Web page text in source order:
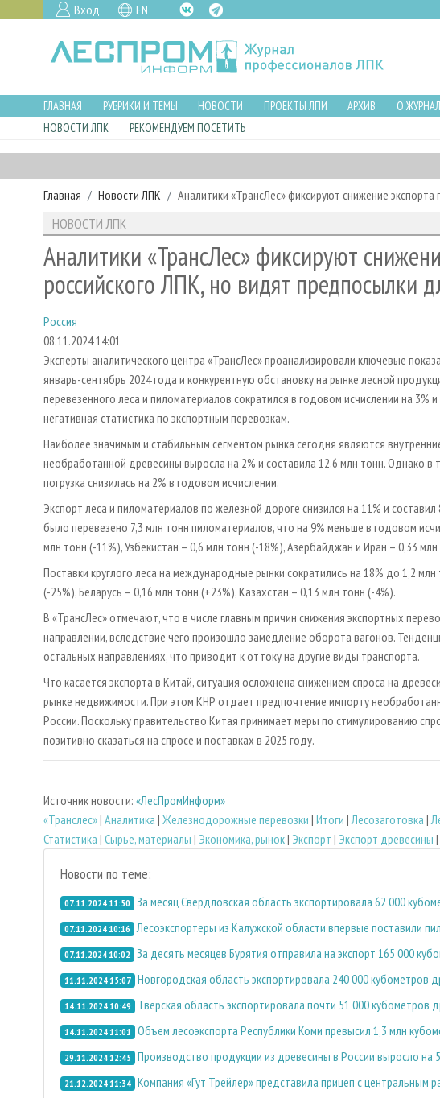
Вход EN
ГЛАВНАЯ РУБРИКИ И ТЕМЫ НОВОСТИ ПРОЕКТЫ ЛПИ АРХИВ О
НОВОСТИ ЛПК
РЕКОМЕНДУЕМ ПОСЕТИТЬ
Главная Новости ЛПК Аналитики «ТрансЛес» фиксируют снижение
НОВОСТИ ЛПК
Аналитики «ТрансЛес» фиксируют
российского ЛПК, но видят предпосылки
Россия
08.11.2024 14:01
Эксперты аналитического центра «ТрансЛес» проанализировали ключевые
январь-сентябрь 2024 года и конкурентную обстановку на рынке лесной
перевезенного леса и пиломатериалов сократился в годовом исчислении на 3%
негативная статистика по экспортным перевозкам.
Наиболее значимым и стабильным сегментом рынка сегодня являются
необработанной древесины выросла на 2% и составила 12,6 млн тонн. Однако в
погрузка снизилась на 2% в годовом исчислении.
Экспорт леса и пиломатериалов по железной дороге снизился на 11% и
было перевезено 7,3 млн тонн пиломатериалов, что на 9% меньше в годовом
млн тонн (-11%), Узбекистан – 0,6 млн тонн (-18%), Азербайджан и Иран – 0,33
Поставки круглого леса на международные рынки сократились на 18% до 1,2
(-25%), Беларусь – 0,16 млн тонн (+23%), Казахстан – 0,13 млн тонн (-4%).
В «ТрансЛес» отмечают, что в числе главным причин снижения экспортных
направлении, вследствие чего произошло замедление оборота вагонов.
остальных направлениях, что приводит к оттоку на другие виды транспорта.
Что касается экспорта в Китай, ситуация осложнена снижением спроса на
рынке недвижимости. При этом КНР отдает предпочтение импорту
России. Поскольку правительство Китая принимает меры по стимулированию
позитивно сказаться на спросе и поставках в 2025 году.
Источник новости: «ЛесПромИнформ»
«Транслес»| Аналитика | Железнодорожные перевозки | Итоги | Лесозаготовка |
Статистика | Сырье, материалы | Экономика, рынок| Экспорт | Экспорт древесины |
Новости по теме:
07.11.2024 11:50 За месяц Свердловская область экспортировала 62 000
07.11.2024 10:16 Лесоэкспортеры из Калужской области впервые поставили
07.11.2024 10:02 За десять месяцев Бурятия отправила на экспорт 165 000
11.11.2024 15:07 Новгородская область экспортировала 240 000 кубометров
14.11.2024 10:49 Тверская область экспортировала почти 51 000 кубометров
14.11.2024 11:01 Объем лесоэкспорта Республики Коми превысил 1,3 млн
29.11.2024 12:45 Производство продукции из древесины в России выросло на
21.12.2024 11:34 Компания «Гут Трейлер» представила прицеп с центральным